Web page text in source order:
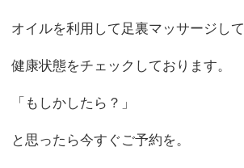
オイルを利用して足裏マッサージして
健康状態をチェックしております。
「もしかしたら？」
と思ったら今すぐご予約を。